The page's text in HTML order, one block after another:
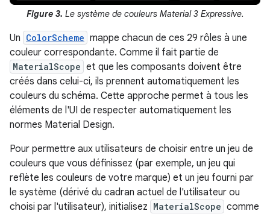
Figure 3. Le système de couleurs Material 3 Expressive.
Un ColorScheme mappe chacun de ces 29 rôles à une
couleur correspondante. Comme il fait partie de
MaterialScope et que les composants doivent être
créés dans celui-ci, ils prennent automatiquement les
couleurs du schéma. Cette approche permet à tous les
éléments de l'UI de respecter automatiquement les
normes Material Design.
Pour permettre aux utilisateurs de choisir entre un jeu de
couleurs que vous définissez (par exemple, un jeu qui
reflète les couleurs de votre marque) et un jeu fourni par
le système (dérivé du cadran actuel de l'utilisateur ou
choisi par l'utilisateur), initialisez MaterialScope comme